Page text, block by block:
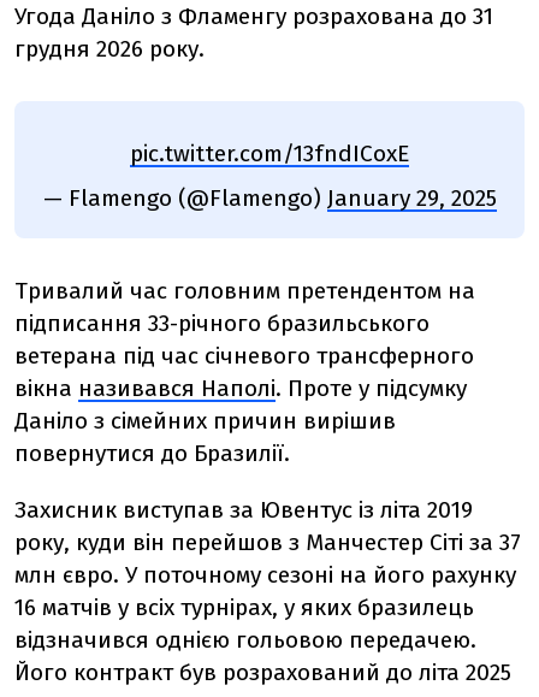
Угода Даніло з Фламенгу розрахована до 31
грудня 2026 року.
pic.twitter.com/13fndICoxE
— Flamengo (@Flamengo) January 29, 2025
Тривалий час головним претендентом на
підписання 33-річного бразильського
ветерана під час січневого трансферного
вікна називався Наполі. Проте у підсумку
Даніло з сімейних причин вирішив
повернутися до Бразилії.
Захисник виступав за Ювентус із літа 2019
року, куди він перейшов з Манчестер Сіті за 37
млн євро. У поточному сезоні на його рахунку
16 матчів у всіх турнірах, у яких бразилець
відзначився однією гольовою передачею.
Його контракт був розрахований до літа 2025